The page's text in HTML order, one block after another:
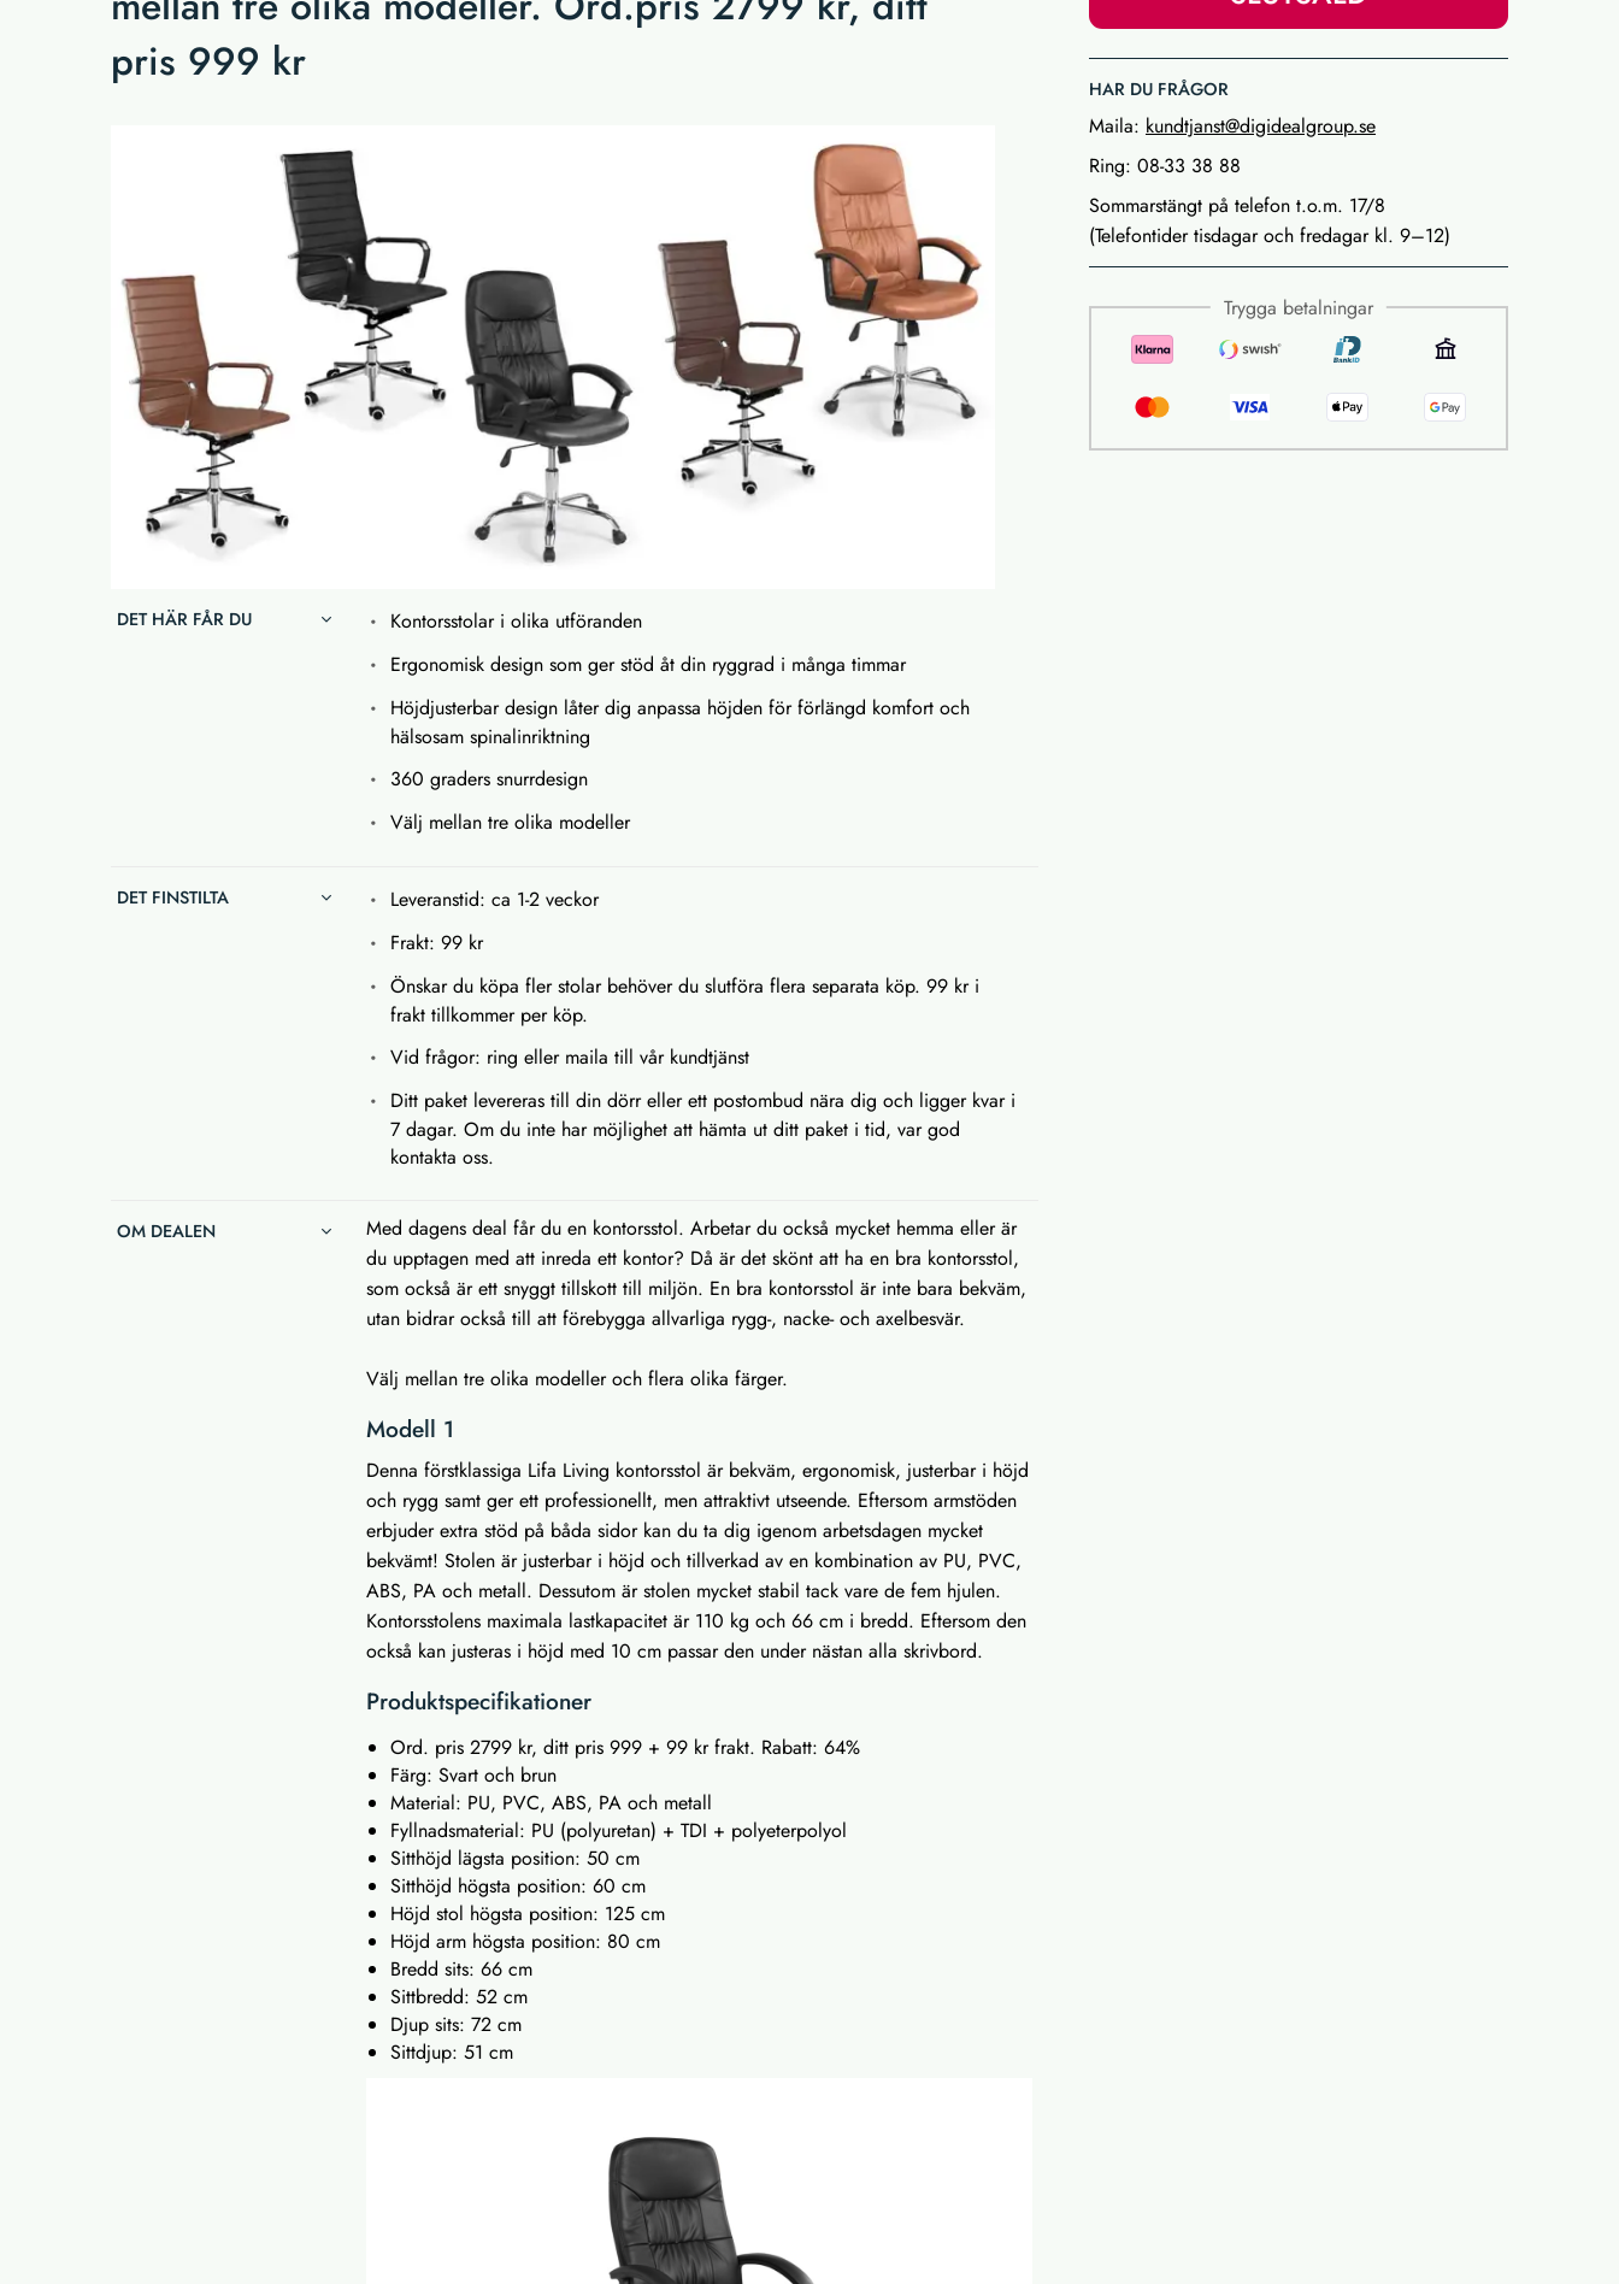
pris 999 kr
HAR DU FRÅGOR
Maila: kundtjanst@digidealgroup.se
Ring: 08-33 38 88
Sommarstängt på telefon t.o.m. 17/8
(Telefontider tisdagar och fredagar kl. 9–12)
Trygga betalningar
DET HÄR FÅR DU
Kontorsstolar i olika utföranden
Ergonomisk design som ger stöd åt din ryggrad i många timmar
Höjdjusterbar design låter dig anpassa höjden för förlängd komfort och
hälsosam spinalinriktning
360 graders snurrdesign
Välj mellan tre olika modeller
DET FINSTILTA
Leveranstid: ca 1-2 veckor
Frakt: 99 kr
Önskar du köpa fler stolar behöver du slutföra flera separata köp. 99 kr i
frakt tillkommer per köp.
Vid frågor: ring eller maila till vår kundtjänst
Ditt paket levereras till din dörr eller ett postombud nära dig och ligger kvar i
7 dagar. Om du inte har möjlighet att hämta ut ditt paket i tid, var god
kontakta oss.
OM DEALEN
Med dagens deal får du en kontorsstol. Arbetar du också mycket hemma eller är
du upptagen med att inreda ett kontor? Då är det skönt att ha en bra kontorsstol,
som också är ett snyggt tillskott till miljön. En bra kontorsstol är inte bara bekväm,
utan bidrar också till att förebygga allvarliga rygg-, nacke- och axelbesvär.
Välj mellan tre olika modeller och flera olika färger.
Modell 1
Denna förstklassiga Lifa Living kontorsstol är bekväm, ergonomisk, justerbar i höjd
och rygg samt ger ett professionellt, men attraktivt utseende. Eftersom armstöden
erbjuder extra stöd på båda sidor kan du ta dig igenom arbetsdagen mycket
bekvämt! Stolen är justerbar i höjd och tillverkad av en kombination av PU, PVC,
ABS, PA och metall. Dessutom är stolen mycket stabil tack vare de fem hjulen.
Kontorsstolens maximala lastkapacitet är 110 kg och 66 cm i bredd. Eftersom den
också kan justeras i höjd med 10 cm passar den under nästan alla skrivbord.
Produktspecifikationer
Ord. pris 2799 kr, ditt pris 999 + 99 kr frakt. Rabatt: 64%
Färg: Svart och brun
Material: PU, PVC, ABS, PA och metall
Fyllnadsmaterial: PU (polyuretan) + TDI + polyeterpolyol
Sitthöjd lägsta position: 50 cm
Sitthöjd högsta position: 60 cm
Höjd stol högsta position: 125 cm
Höjd arm högsta position: 80 cm
Bredd sits: 66 cm
Sittbredd: 52 cm
Djup sits: 72 cm
Sittdjup: 51 cm